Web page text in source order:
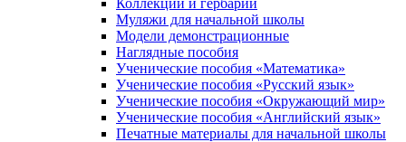
Коллекции и гербарии
Муляжи для начальной школы
Модели демонстрационные
Наглядные пособия
Ученические пособия «Математика»
Ученические пособия «Русский язык»
Ученические пособия «Окружающий мир»
Ученические пособия «Английский язык»
Печатные материалы для начальной школы